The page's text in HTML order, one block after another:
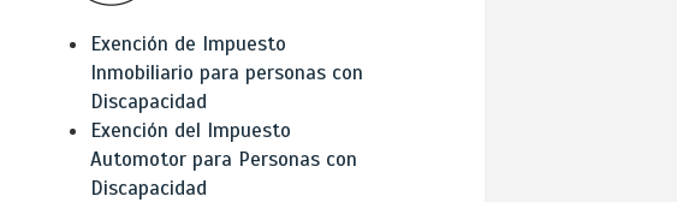
Exención de Impuesto
Inmobiliario para personas con
Discapacidad
Exención del Impuesto
Automotor para Personas con
Discapacidad